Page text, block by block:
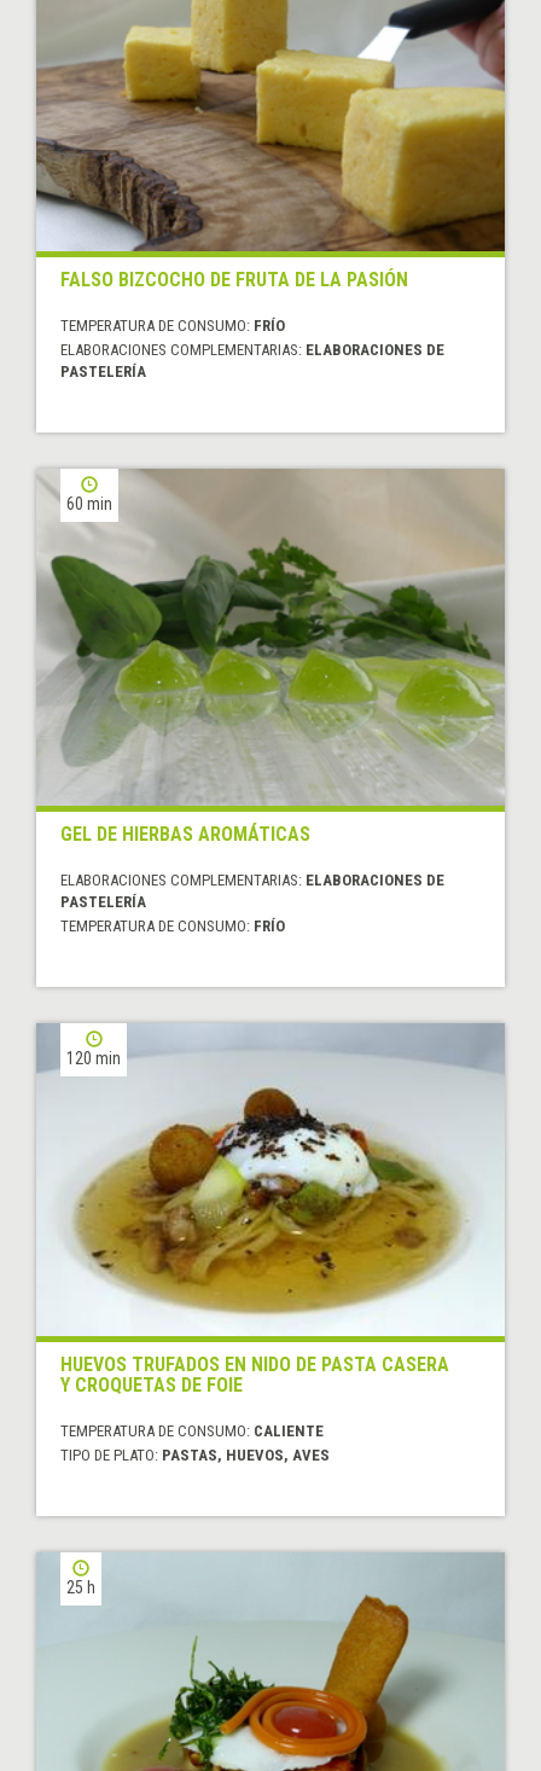
FALSO BIZCOCHO DE FRUTA DE LA PASIÓN
TEMPERATURA DE CONSUMO: FRÍO
ELABORACIONES COMPLEMENTARIAS: ELABORACIONES DE
PASTELERÍA
60 min
GEL DE HIERBAS AROMÁTICAS
ELABORACIONES COMPLEMENTARIAS: ELABORACIONES DE
PASTELERÍA
TEMPERATURA DE CONSUMO: FRÍO
120 min
HUEVOS TRUFADOS EN NIDO DE PASTA CASERA
Y CROQUETAS DE FOIE
TEMPERATURA DE CONSUMO: CALIENTE
TIPO DE PLATO: PASTAS, HUEVOS, AVES
25 h